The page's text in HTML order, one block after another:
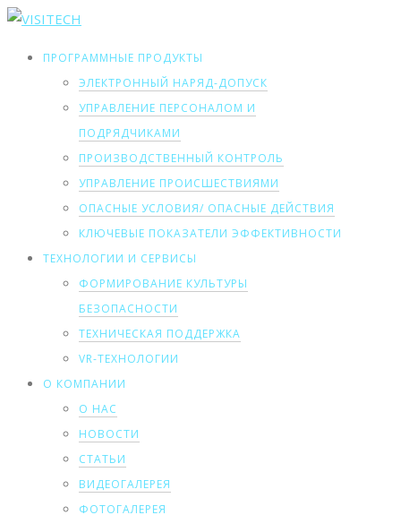
ПРОГРАММНЫЕ ПРОДУКТЫ
ЭЛЕКТРОННЫЙ НАРЯД-ДОПУСК
УПРАВЛЕНИЕ ПЕРСОНАЛОМ И
ПОДРЯДЧИКАМИ
ПРОИЗВОДСТВЕННЫЙ КОНТРОЛЬ
УПРАВЛЕНИЕ ПРОИСШЕСТВИЯМИ
ОПАСНЫЕ УСЛОВИЯ/ ОПАСНЫЕ ДЕЙСТВИЯ
КЛЮЧЕВЫЕ ПОКАЗАТЕЛИ ЭФФЕКТИВНОСТИ
ТЕХНОЛОГИИ И СЕРВИСЫ
ФОРМИРОВАНИЕ КУЛЬТУРЫ
БЕЗОПАСНОСТИ
ТЕХНИЧЕСКАЯ ПОДДЕРЖКА
VR-ТЕХНОЛОГИИ
О КОМПАНИИ
О НАС
НОВОСТИ
СТАТЬИ
ВИДЕОГАЛЕРЕЯ
ФОТОГАЛЕРЕЯ